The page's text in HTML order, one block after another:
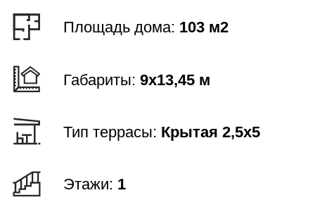
Рассчитать ипотеку
Выгодно!
Планировки